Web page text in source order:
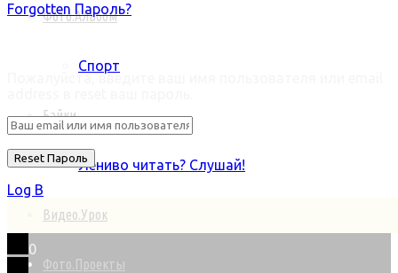
Фото.Альбом
Спорт
Байки
Лениво читать? Слушай!
Видео.Урок
Фото.Проекты
Forgotten Пароль?
Пожалуйста, введите ваш имя пользователя или email
Log В
0